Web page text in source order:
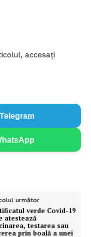
accesați
următor
verde Covid-19
atestează
testarea sau
prin boală a unei